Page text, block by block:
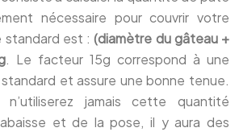
nécessaire pour couvrir votre
standard est :(diamètre du gâteau +
. Le facteur 15g correspond à une
et assure une bonne tenue.
n’utiliserez jamais cette quantité
et de la pose, il y aura des